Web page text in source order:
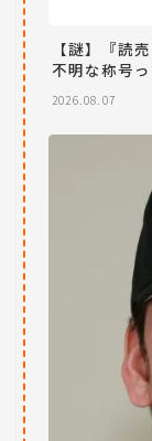
【謎】『読
不明な称号
2026.08.07